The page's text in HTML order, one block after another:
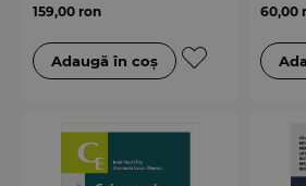
159,00 ron 60,00